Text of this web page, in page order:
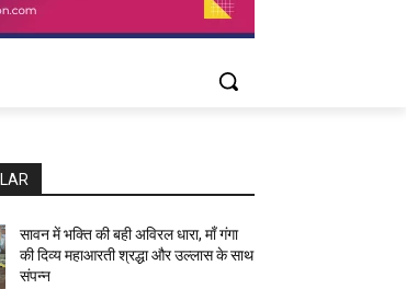
सावन में भक्ति की बही अविरल धारा, माँ गंगा
की दिव्य महाआरती श्रद्धा और उल्लास के साथ
संपन्न